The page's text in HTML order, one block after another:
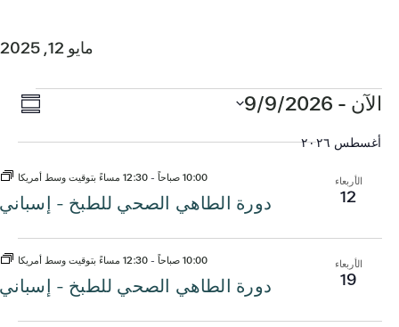
مايو 12, 2025
الفعاليات
في
الآن -
9/9/2026
التاريخ.
أغسطس ٢٠٢٦
الأربعاء
12
10:00 صباحاً -12:30 مساءً بتوقيت وسط أمريكا
دورة الطاهي الصحي للطبخ -
الأربعاء
19
10:00 صباحاً -12:30 مساءً بتوقيت وسط أمريكا
دورة الطاهي الصحي للطبخ -